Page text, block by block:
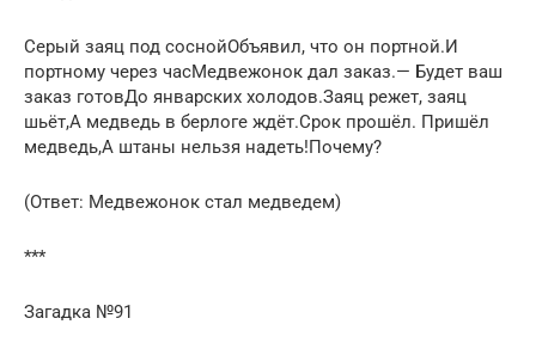
Серый заяц под соснойОбъявил, что он портной.И
портному через часМедвежонок дал заказ.— Будет ваш
заказ готовДо январских холодов.Заяц режет, заяц
шьёт,А медведь в берлоге ждёт.Срок прошёл. Пришёл
медведь,А штаны нельзя надеть!Почему?
(Ответ: Медвежонок стал медведем)
***
Загадка №91